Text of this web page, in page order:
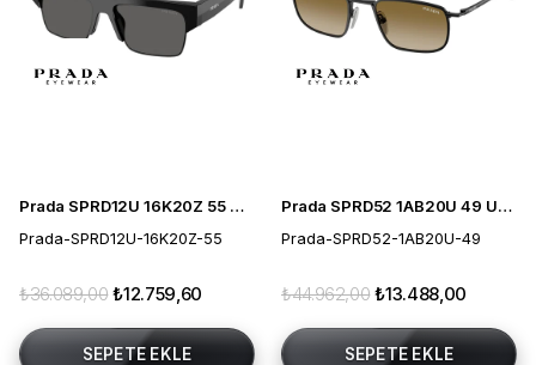
Prada SPRD12U 16K20Z 55 Unisex Güneş Gözlüğü
Prada-SPRD12U-16K20Z-55
₺12.759,60
₺36.089,00
SEPETE EKLE
Prada SPRD52 1AB20U 49 Unisex Güneş Gözlüğü
Prada-SPRD52-1AB20U-49
₺13.488,00
₺44.962,00
SEPETE EKLE